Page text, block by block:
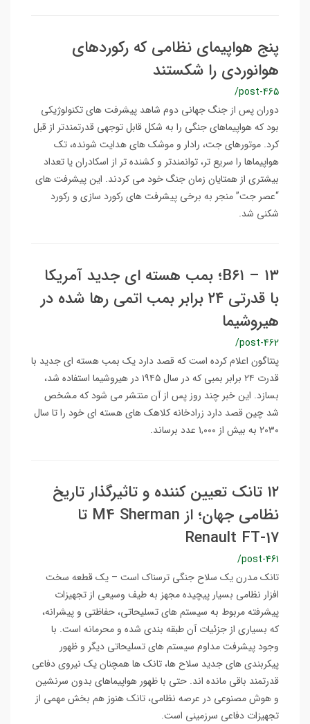
پنج هواپیمای نظامی که رکوردهای
هوانوردی را شکستند
/post-465
دوران پس از جنگ جهانی دوم شاهد پیشرفت های تکنولوژیکی
بود که هواپیماهای جنگی را به شکل قابل توجهی قدرتمندتر از قبل
کرد. موتورهای جت، رادار و موشک های هدایت شونده، تک
هواپیماها را سریع تر، توانمندتر و کشنده تر از اسکادران یا تعداد
بیشتری از همتایان زمان جنگ خود می کردند. این پیشرفت های
“عصر جت” منجر به برخی پیشرفت های رکورد سازی و رکورد
شکنی شد.
B۶۱ – ۱۳؛ بمب هسته ای جدید آمریکا
با قدرتی ۲۴ برابر بمب اتمی رها شده در
هیروشیما
/post-462
پنتاگون اعلام کرده است که قصد دارد یک بمب هسته ای جدید با
قدرت ۲۴ برابر بمبی که در سال ۱۹۴۵ در هیروشیما استفاده شد،
بسازد. این خبر چند روز پس از آن منتشر می شود که مشخص
شد چین قصد دارد زرادخانه کلاهک های هسته ای خود را تا سال
۲۰۳۰ به بیش از ۱,۰۰۰ عدد برساند.
۱۲ تانک تعیین کننده و تاثیرگذار تاریخ
نظامی جهان؛ از M4 Sherman تا
Renault FT-17
/post-461
تانک مدرن یک سلاح جنگی ترسناک است – یک قطعه سخت
افزار نظامی بسیار پیچیده مجهز به طیف وسیعی از تجهیزات
پیشرفته مربوط به سیستم های تسلیحاتی، حفاظتی و پیشرانه،
که بسیاری از جزئیات آن طبقه بندی شده و محرمانه است. با
وجود پیشرفت مداوم سیستم های تسلیحاتی دیگر و ظهور
پیکربندی های جدید سلاح ها، تانک ها همچنان یک نیروی دفاعی
قدرتمند باقی مانده اند. حتی با ظهور هواپیماهای بدون سرنشین
و هوش مصنوعی در عرصه نظامی، تانک هنوز هم بخش مهمی از
تجهیزات دفاعی سرزمینی است.